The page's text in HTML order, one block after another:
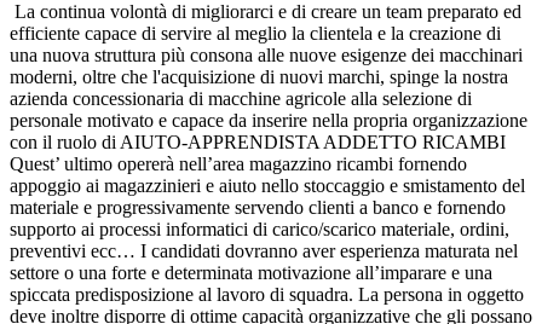
La continua volontà di migliorarci e di creare un team preparato ed
efficiente capace di servire al meglio la clientela e la creazione di
una nuova struttura più consona alle nuove esigenze dei macchinari
moderni, oltre che l'acquisizione di nuovi marchi, spinge la nostra
azienda concessionaria di macchine agricole alla selezione di
personale motivato e capace da inserire nella propria organizzazione
con il ruolo di AIUTO-APPRENDISTA ADDETTO RICAMBI
Quest’ ultimo opererà nell’area magazzino ricambi fornendo
appoggio ai magazzinieri e aiuto nello stoccaggio e smistamento del
materiale e progressivamente servendo clienti a banco e fornendo
supporto ai processi informatici di carico/scarico materiale, ordini,
preventivi ecc… I candidati dovranno aver esperienza maturata nel
settore o una forte e determinata motivazione all’imparare e una
spiccata predisposizione al lavoro di squadra. La persona in oggetto
deve inoltre disporre di ottime capacità organizzative che gli possano